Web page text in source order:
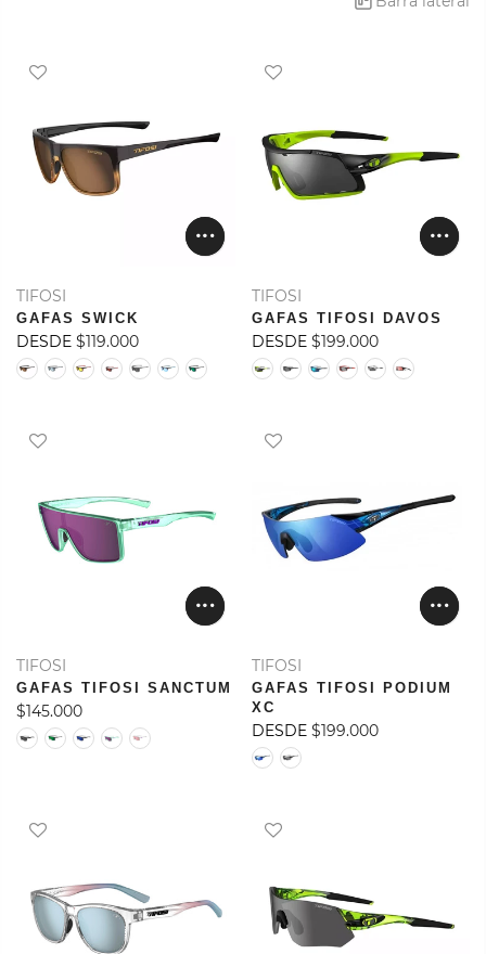
TIFOSI
GAFAS SWICK
DESDE $119.000
TIFOSI
GAFAS TIFOSI DAVOS
DESDE $199.000
TIFOSI
GAFAS TIFOSI SANCTUM
$145.000
TIFOSI
GAFAS TIFOSI PODIUM
XC
DESDE $199.000